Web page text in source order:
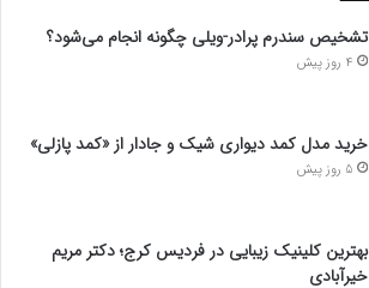
تشخیص سندرم پرادر-ویلی چگونه انجام می‌شود؟
4 روز پیش
خرید مدل کمد دیواری شیک و جادار از «کمد پازلی»
5 روز پیش
بهترین کلینیک زیبایی در فردیس کرج؛ دکتر مریم
خیرآبادی